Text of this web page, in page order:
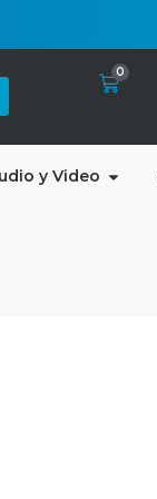
0
y Video